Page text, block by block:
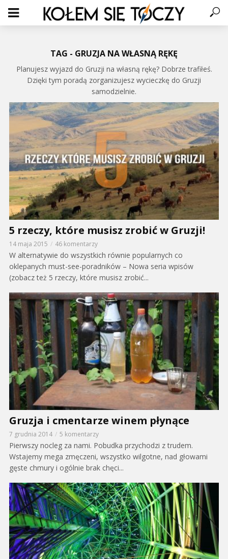
TAG - GRUZJA NA WŁASNĄ RĘKĘ
Planujesz wyjazd do Gruzji na własną rękę? Dobrze trafiłeś.
Dzięki tym poradą zorganizujesz wycieczkę do Gruzji
samodzielnie.
5 rzeczy, które musisz zrobić w Gruzji!
14 maja 2015 46 komentarzy
W alternatywie do wszystkich równie popularnych co
oklepanych must-see-poradników – Nowa seria wpisów
(zobacz też 5 rzeczy, które musisz zrobić...
Gruzja i cmentarze winem płynące
7 grudnia 2014 5 komentarzy
Pierwszy nocleg za nami. Pobudka przychodzi z trudem.
Wstajemy mega zmęczeni, wszystko wilgotne, nad głowami
gęste chmury i ogólnie brak chęci...